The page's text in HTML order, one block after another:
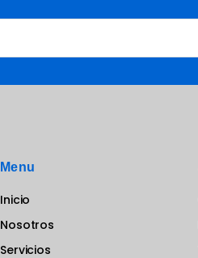
Menu
Inicio
Nosotros
Servicios